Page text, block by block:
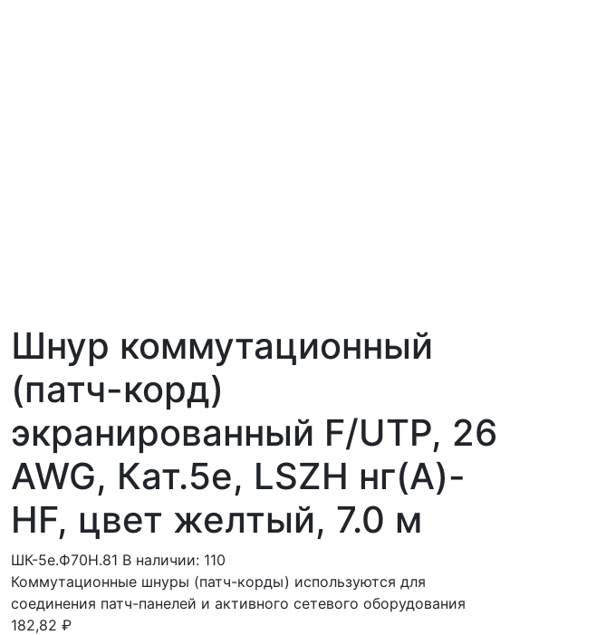
Шнур коммутационный
(патч-корд)
экранированный F/UTP, 26
AWG, Кат.5e, LSZH нг(А)-
HF, цвет желтый, 7.0 м
ШК-5e.Ф70Н.81 В наличии: 110
Коммутационные шнуры (патч-корды) используются для
соединения патч-панелей и активного сетевого оборудования
182,82 ₽